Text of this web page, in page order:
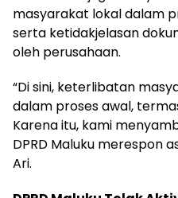
masyarakat lokal dalam
serta ketidakjelasan
oleh perusahaan.
“Di sini, keterlibatan
dalam proses awal,
Karena itu, kami
DPRD Maluku merespon
Ari.